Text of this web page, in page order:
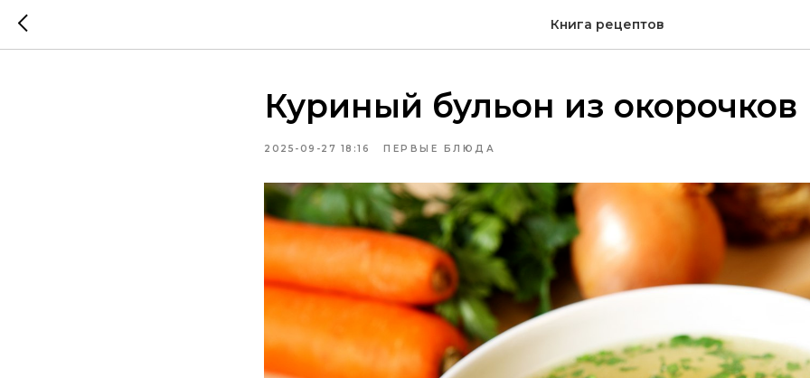
Книга рецептов
Куриный бульон из окорочков
2025-09-27 18:16 ПЕРВЫЕ БЛЮДА